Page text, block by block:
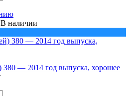
В наличии
— 2014 год выпуска, хорошее